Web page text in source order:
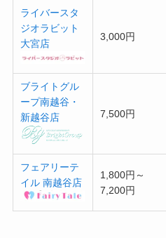
ライバースタ
ジオラビット
大宮店
3,000円
ブライトグル
ープ南越谷・
新越谷店
7,500円
フェアリーテ
イル 南越谷店
1,800円～
7,200円